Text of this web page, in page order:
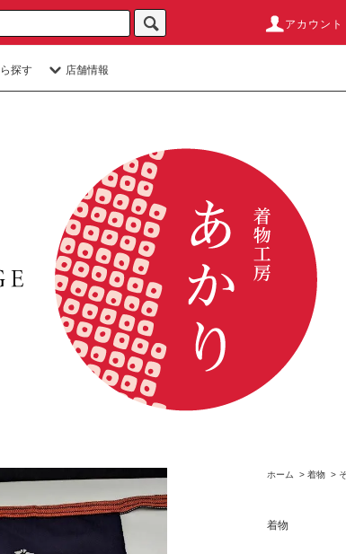
アカウント
探す 店舗情報
ホーム > 着物 >
着物